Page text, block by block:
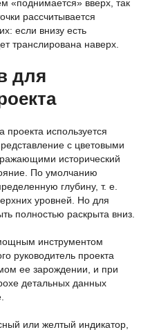
«поднимается» вверх, так
рассчитывается
если внизу есть
транслирована наверх.
для
проекта используется
с цветовыми
исторический
По умолчанию
глубину, т. е.
уровней. Но для
полностью раскрыта вниз.
инструментом
руководитель проекта
ее зарождении, и при
детальных данных
или желтый индикатор,